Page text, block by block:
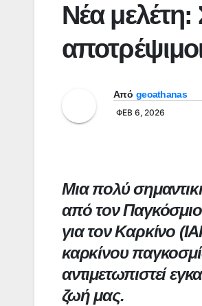
Νέα μελέτη:
Από geoathanas
ΦΕΒ 6, 2026
Μια πολύ
από τον
για τον Καρκίνο
καρκίνου
αντιμετωπιστεί
ζωή μας.